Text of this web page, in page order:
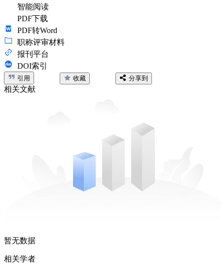
智能阅读
PDF下载
PDF转Word
职称评审材料
报刊平台
DOI索引
引用 收藏 分享到
相关文献
暂无数据
相关学者